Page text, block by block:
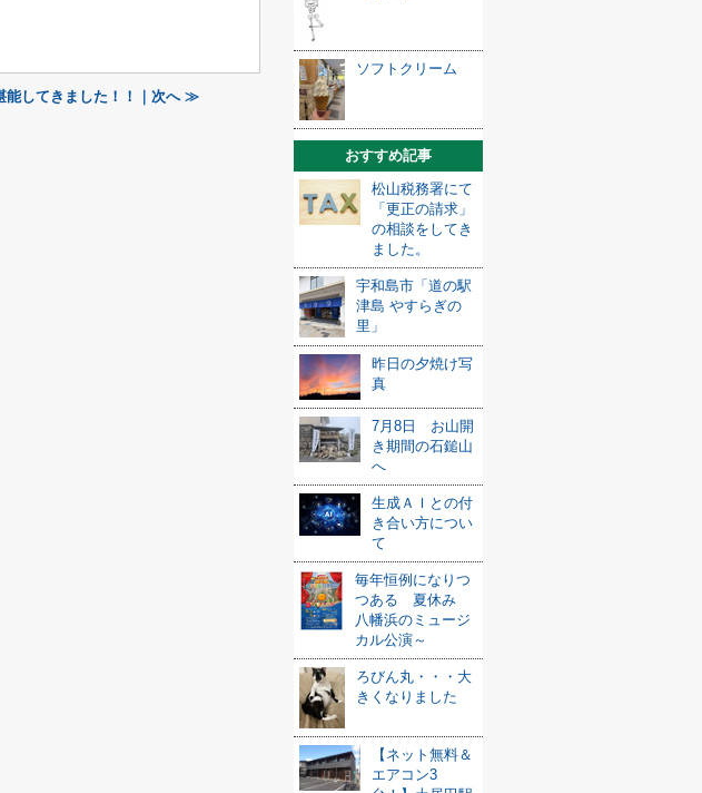
能してきました！！｜次へ ≫
ソフトクリーム
おすすめ記事
松山税務署にて
「更正の請求」
の相談をしてき
ました。
宇和島市「道の駅
津島 やすらぎの
里」
昨日の夕焼け写
真
7月8日 お山開
き期間の石鎚山
へ
生成ＡＩとの付
き合い方につい
て
毎年恒例になりつ
つある 夏休み
八幡浜のミュージ
カル公演～
ろびん丸・・・大
きくなりました
【ネット無料＆
エアコン3